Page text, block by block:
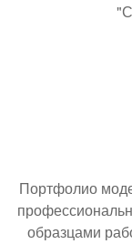
Портфолио
образцами